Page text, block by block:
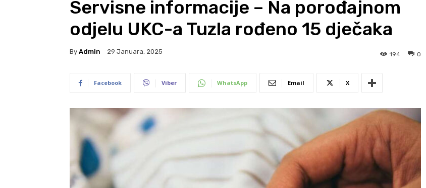
Servisne informacije – Na porođajnom
odjelu UKC-a Tuzla rođeno 15 dječaka
By Admin 29 Januara, 2025 0
194
Facebook Viber WhatsApp Email X